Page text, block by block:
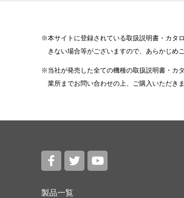
本サイトに登録されている取扱説明書・カタ
きない場合等がございますので、あらかじめ
当社が発売した全ての機種の取扱説明書・カ
業所までお問い合わせの上、ご購入いただき
製品一覧